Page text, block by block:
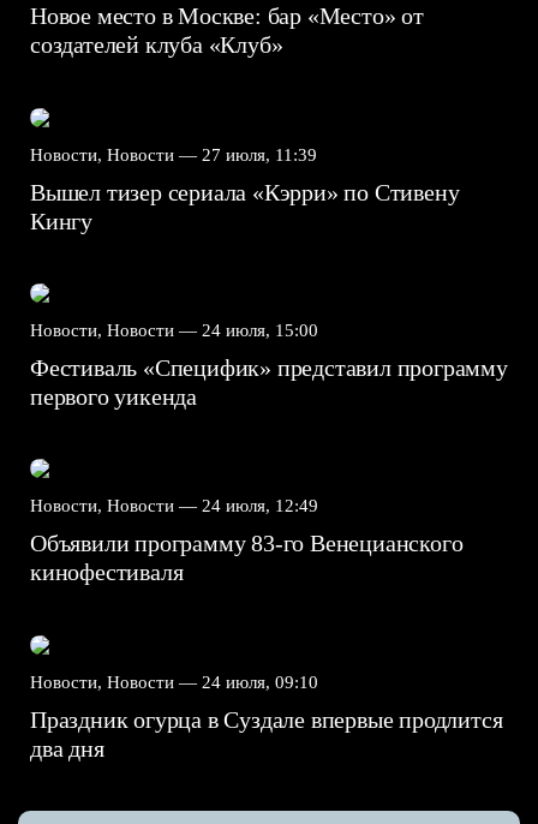
Новое место в Москве: бар «Место» от
создателей клуба «Клуб»
Новости, Новости — 27 июля, 11:39
Вышел тизер сериала «Кэрри» по Стивену
Кингу
Новости, Новости — 24 июля, 15:00
Фестиваль «Специфик» представил программу
первого уикенда
Новости, Новости — 24 июля, 12:49
Объявили программу 83-го Венецианского
кинофестиваля
Новости, Новости — 24 июля, 09:10
Праздник огурца в Суздале впервые продлится
два дня